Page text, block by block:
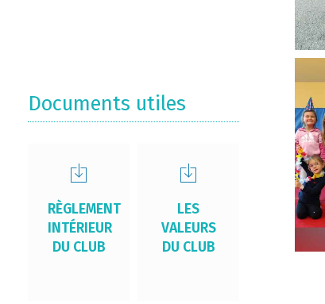
Documents utiles
RÈGLEMENT
INTÉRIEUR
DU CLUB
LES
VALEURS
DU CLUB